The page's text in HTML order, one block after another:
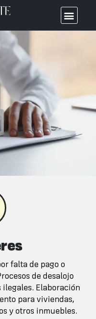
falta de pago o
de desalojo
Elaboración
para viviendas,
y otros inmuebles.